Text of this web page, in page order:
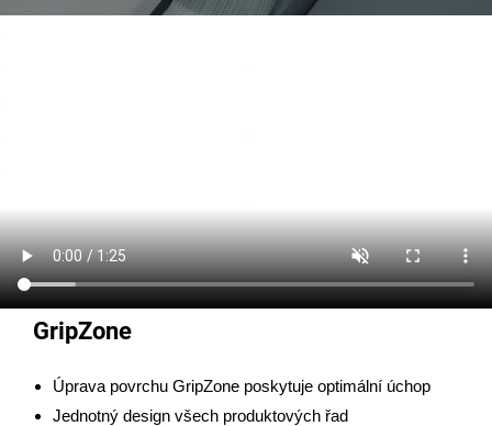
GripZone
Úprava povrchu GripZone poskytuje optimální úchop
Jednotný design všech produktových řad